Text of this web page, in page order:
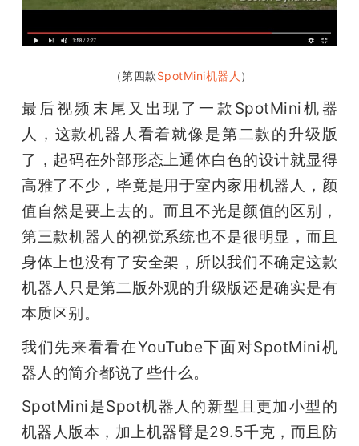
（第四款SpotMini机器人 ）
最后视频末尾又出现了一款SpotMini机器
人，这款机器人看着就像是第二款的升级版
了，起码在外部形态上通体白色的设计就显得
高雅了不少，毕竟是用于室内家用机器人，颜
值自然是要上去的。而且不光是颜值的区别，
第三款机器人的视觉系统也不是很明显，而且
身体上也没有了安全架，所以我们不确定这款
机器人只是第二版外观的升级版还是确实是有
本质区别。
我们先来看看在YouTube下面对SpotMini机
器人的简介都说了些什么。
SpotMini是Spot机器人的新型且更加小型的
机器人版本，加上机器臂是29.5千克，而且防